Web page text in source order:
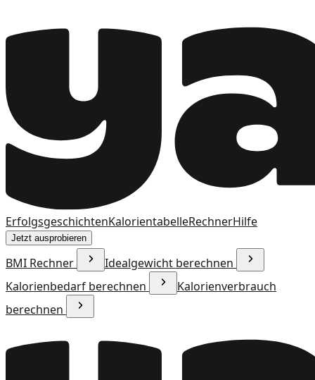
ErfolgsgeschichtenKalorientabelleRechnerHilfe
Jetzt ausprobieren
BMI Rechner
Idealgewicht berechnen
Kalorienbedarf berechnen
Kalorienverbrauch
berechnen